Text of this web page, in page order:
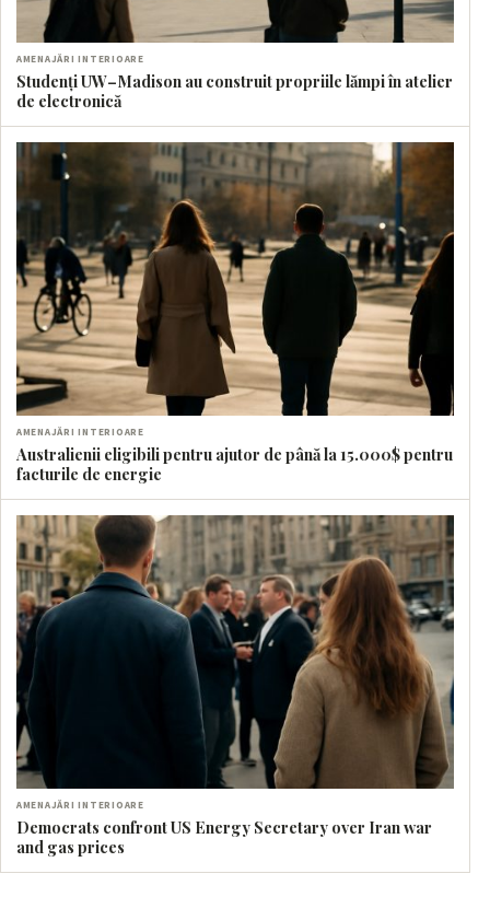
AMENAJĂRI INTERIOARE
Studenți UW–Madison au construit propriile lămpi în atelier
de electronică
AMENAJĂRI INTERIOARE
Australienii eligibili pentru ajutor de până la 15.000$ pentru
facturile de energie
AMENAJĂRI INTERIOARE
Democrats confront US Energy Secretary over Iran war
and gas prices